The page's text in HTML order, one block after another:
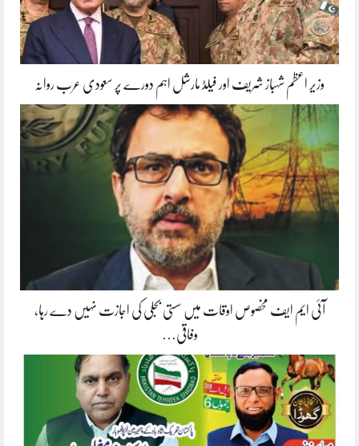
وزیر اعظم شہباز شریف اور فیلڈ مارشل اہم دورے پر سعودی عرب روانہ
آئی ایم ایف مخصوص اوقات میں سستی بجلی کی اجازت نہیں دے رہا،
وفاقی…